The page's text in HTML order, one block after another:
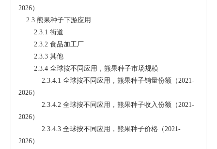
2026）
    2.3 熊果种子下游应用
        2.3.1 街道
        2.3.2 食品加工厂
        2.3.3 其他
        2.3.4 全球按不同应用，熊果种子市场规模
            2.3.4.1 全球按不同应用，熊果种子销量份额（2021-
2026）
            2.3.4.2 全球按不同应用，熊果种子收入份额（2021-
2026）
            2.3.4.3 全球按不同应用，熊果种子价格（2021-
2026）